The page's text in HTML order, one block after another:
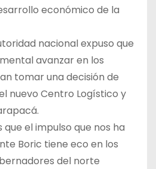
económico de la
nacional expuso que
avanzar en los
tomar una decisión de
nuevo Centro Logístico y
que el impulso que nos ha
Boric tiene eco en los
del norte